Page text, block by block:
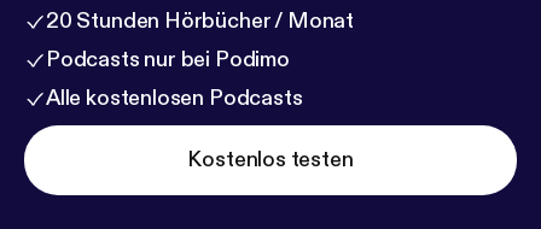
20 Stunden Hörbücher / Monat
Podcasts nur bei Podimo
Alle kostenlosen Podcasts
Kostenlos testen